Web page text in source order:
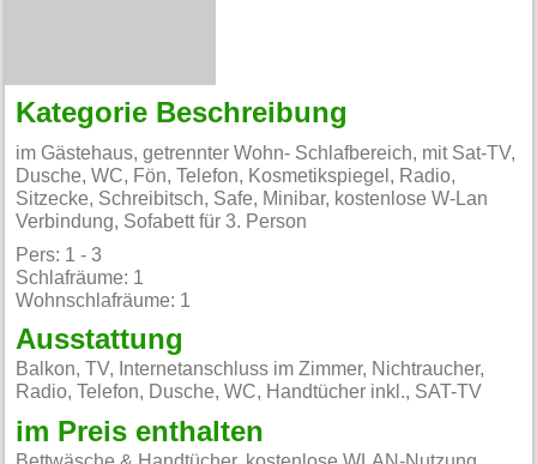
Kategorie Beschreibung
im Gästehaus, getrennter Wohn- Schlafbereich, mit Sat-TV,
Dusche, WC, Fön, Telefon, Kosmetikspiegel, Radio,
Sitzecke, Schreibitsch, Safe, Minibar, kostenlose W-Lan
Verbindung, Sofabett für 3. Person
Pers: 1 - 3
Schlafräume: 1
Wohnschlafräume: 1
Ausstattung
Balkon, TV, Internetanschluss im Zimmer, Nichtraucher,
Radio, Telefon, Dusche, WC, Handtücher inkl., SAT-TV
im Preis enthalten